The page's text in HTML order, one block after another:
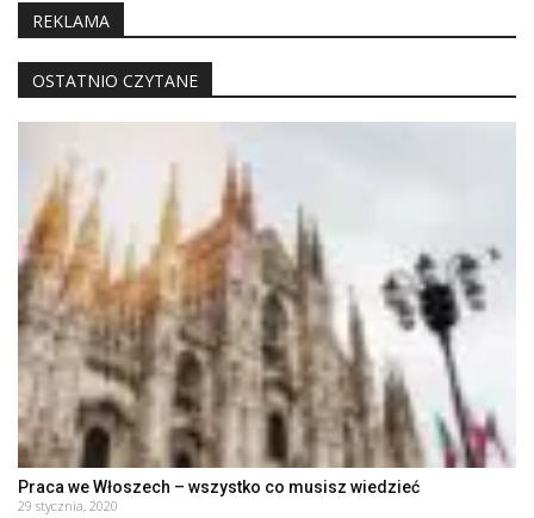
REKLAMA
OSTATNIO CZYTANE
Praca we Włoszech – wszystko co musisz wiedzieć
29 stycznia, 2020